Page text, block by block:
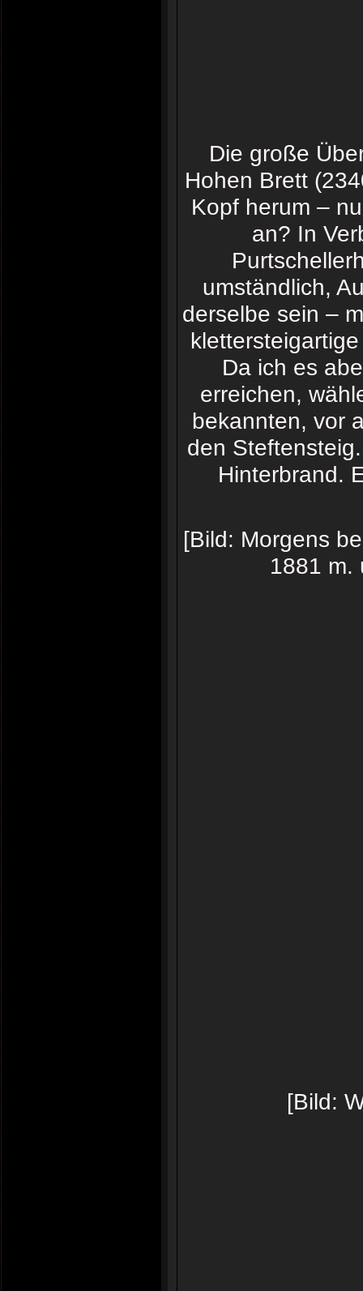
Die große
Hohen Brett
Kopf herum –
an? In
umständlich,
derselbe sein –
Da ich es
erreichen,
bekannten, vor
den
Hinterbrand.
[Bild: Morgens
1881 m.
[Bild: